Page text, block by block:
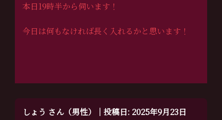
本日19時半から伺います！
今日は何もなければ長く入れるかと思います！
しょう さん（男性）｜投稿日: 2025年9月23日